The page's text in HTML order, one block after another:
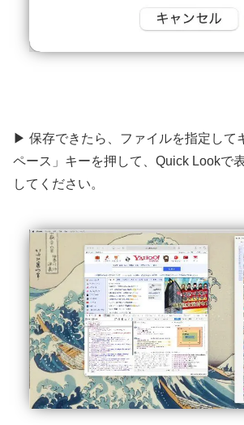
▶ 保存できたら、ファイルを指定して
ペース」キーを押して、Quick Lookで
してください。